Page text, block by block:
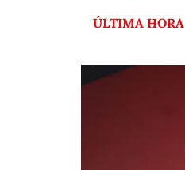
ÚLTIMA HORA